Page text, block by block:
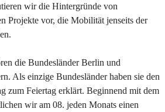
wir die Hintergründe von
Projekte vor, die Mobilität jenseits der
die Bundesländer Berlin und
Als einzige Bundesländer haben sie den
zum Feiertag erklärt. Beginnend mit dem
wir am 08. jeden Monats einen